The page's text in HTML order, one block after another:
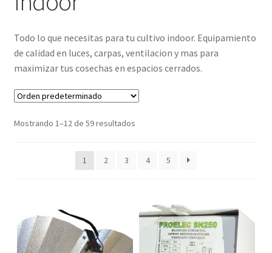
Todo lo que necesitas para tu cultivo indoor. Equipamiento
de calidad en luces, carpas, ventilacion y mas para
maximizar tus cosechas en espacios cerrados.
Mostrando 1–12 de 59 resultados
1 2 3 4 5